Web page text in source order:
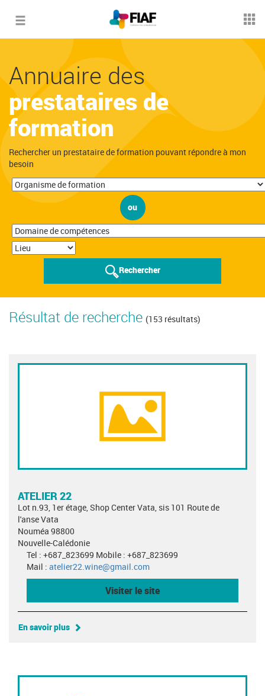
Toggle
Annuaire des
prestataires de
formation
Rechercher un prestataire de formation pouvant répondre à mon
besoin
ou
Rechercher
Résultat de recherche (153 résultats)
ATELIER 22
Lot n.93, 1er étage, Shop Center Vata, sis 101 Route de
l'anse Vata
Nouméa 98800
Nouvelle-Calédonie
Tel : +687_823699 Mobile : +687_823699
Mail : atelier22.wine@gmail.com
Visiter le site
En savoir plus